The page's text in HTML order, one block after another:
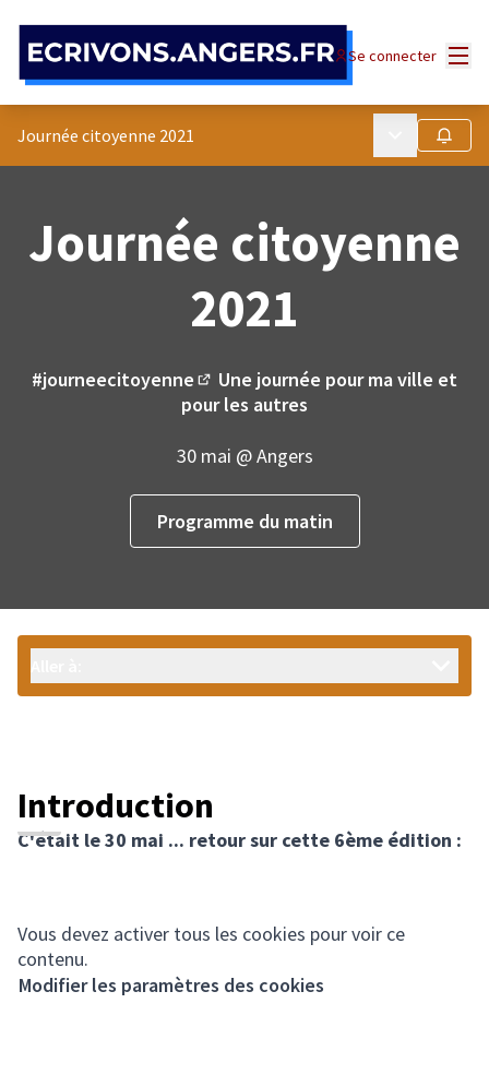
Se connecter
Journée citoyenne 2021 Menu Suivre
Journée citoyenne
2021
#journeecitoyenne
(Lien externe)
Une journée pour ma ville et
pour les autres
30 mai @ Angers
Programme du matin
Introduction
C'était le 30 mai ... retour sur cette 6ème édition :
Vous devez activer tous les cookies pour voir ce
contenu.
Modifier les paramètres des cookies